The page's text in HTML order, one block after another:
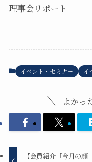
理事会リポート
イベント・セミナー イ
よかっ
【会員紹介「今月の顔